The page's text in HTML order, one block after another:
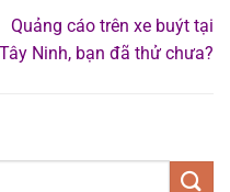
Quảng cáo trên xe buýt tại
Tây Ninh, bạn đã thử chưa?